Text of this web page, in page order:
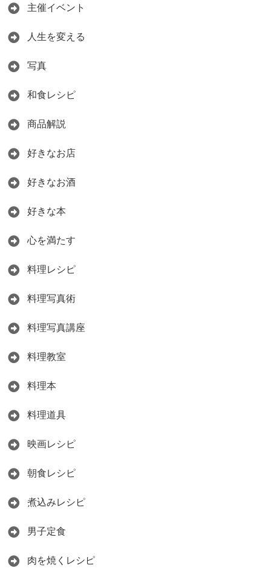
主催イベント
人生を変える
写真
和食レシピ
商品解説
好きなお店
好きなお酒
好きな本
心を満たす
料理レシピ
料理写真術
料理写真講座
料理教室
料理本
料理道具
映画レシピ
朝食レシピ
煮込みレシピ
男子定食
肉を焼くレシピ